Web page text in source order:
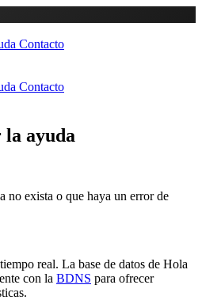
Contacto
Contacto
la ayuda
no exista o que haya un error de
real. La base de datos de Hola
con la BDNS para ofrecer